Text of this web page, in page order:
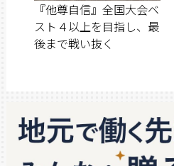
『他尊自信』全国大会ベ
スト４以上を目指し、最
後まで戦い抜く